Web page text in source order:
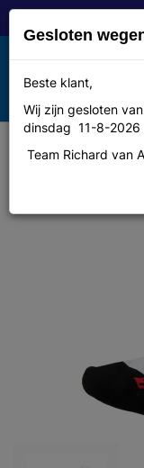
Toggle
navigation
MENU
Agu Sok
Gesloten
Beste klant,
Wij zijn gesloten
dinsdag 11-8-2026
Team Richard van